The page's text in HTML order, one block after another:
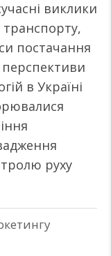
виклики
транспорту,
постачання
в Україні
руху